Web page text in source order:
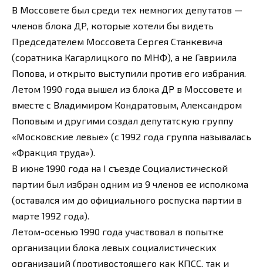
В Моссовете был среди тех немногих депутатов —
членов блока ДР, которые хотели бы видеть
Председателем Моссовета Сергея Станкевича
(соратника Кагарлицкого по МНФ), а не Гавриила
Попова, и открыто выступили против его избрания.
Летом 1990 года вышел из блока ДР в Моссовете и
вместе с Владимиром Кондратовым, Александром
Поповым и другими создал депутатскую группу
«Московские левые» (с 1992 года группа называлась
«Фракция труда»).
В июне 1990 года на I съезде Социалистической
партии был избран одним из 9 членов ее исполкома
(оставался им до официального роспуска партии в
марте 1992 года).
Летом-осенью 1990 года участвовал в попытке
организации блока левых социалистических
организаций (противостоящего как КПСС, так и